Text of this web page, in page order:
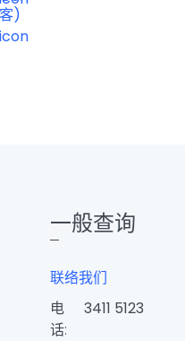
一般查询
联络我们
电
话:
3411 5123